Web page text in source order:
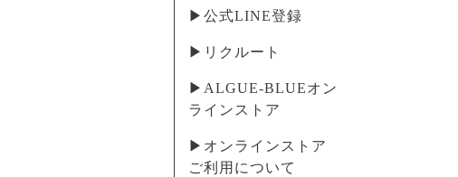
▶︎公式LINE登録
▶︎リクルート
▶︎ALGUE-BLUEオン
ラインストア
▶︎オンラインストア
ご利用について